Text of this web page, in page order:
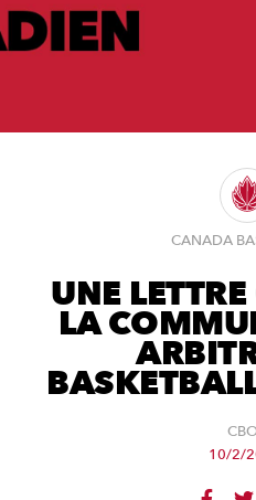
CANADA
UNE
LA
10/2/